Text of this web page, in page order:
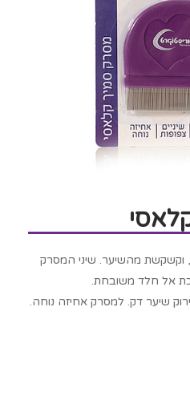
וקשקשת מהשיער. שיני המסרק
אל חלד משובחת.
שיער דק. למסרק אחיזה נוחה.